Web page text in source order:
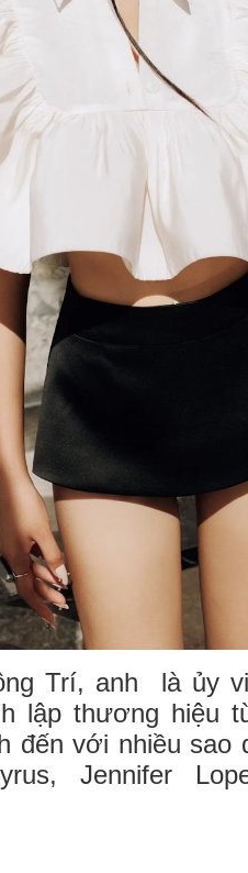
Trí, anh là ủy
lập thương hiệu
đến với nhiều sao
Jennifer